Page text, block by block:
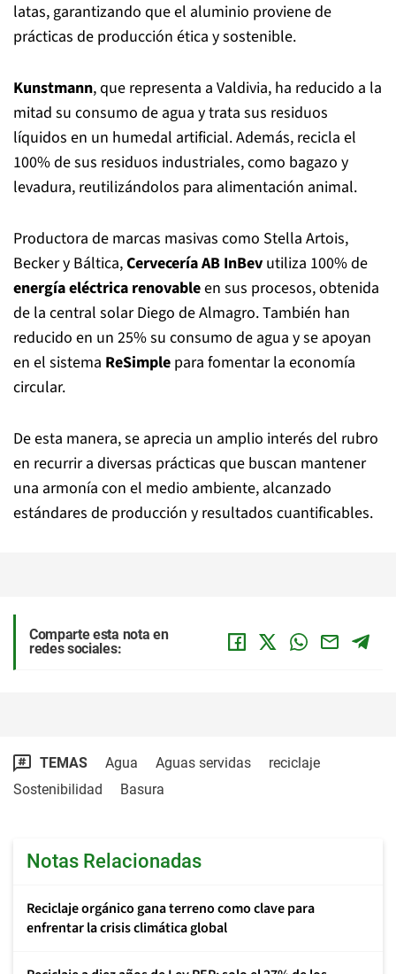
latas, garantizando que el aluminio proviene de
prácticas de producción ética y sostenible.
Kunstmann, que representa a Valdivia, ha reducido a la
mitad su consumo de agua y trata sus residuos
líquidos en un humedal artificial. Además, recicla el
100% de sus residuos industriales, como bagazo y
levadura, reutilizándolos para alimentación animal.
Productora de marcas masivas como Stella Artois,
Becker y Báltica,Cervecería AB InBev utiliza 100% de
energía eléctrica renovableen sus procesos, obtenida
de la central solar Diego de Almagro. También han
reducido en un 25% su consumo de agua y se apoyan
en el sistema ReSimple para fomentar la economía
circular.
De esta manera, se aprecia un amplio interés del rubro
en recurrir a diversas prácticas que buscan mantener
una armonía con el medio ambiente, alcanzado
estándares de producción y resultados cuantificables.
Comparte esta nota en
redes sociales:
TEMAS Agua Aguas servidas
reciclaje
Sostenibilidad
Basura
Notas Relacionadas
Reciclaje orgánico gana terreno como clave para
enfrentar la crisis climática global